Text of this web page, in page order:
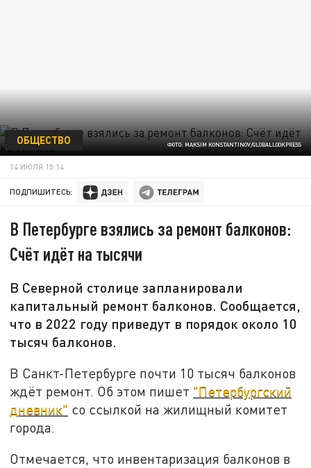
ФОТО: MAKSIM KONSTANTINOV/GLOBALLOOKPRESS
ОБЩЕСТВО
14 ИЮЛЯ 15:14
ПОДПИШИТЕСЬ:
В Петербурге взялись за ремонт балконов:
Счёт идёт на тысячи
В Северной столице запланировали
капитальный ремонт балконов. Сообщается,
что в 2022 году приведут в порядок около 10
тысяч балконов.
В Санкт-Петербурге почти 10 тысяч балконов
ждёт ремонт. Об этом пишет "Петербургский
дневник" со ссылкой на жилищный комитет
города.
Отмечается, что инвентаризация балконов в